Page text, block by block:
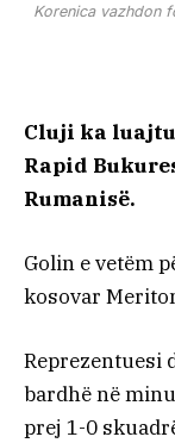
Korenica vazhdon
Cluji ka
Rapid
Rumanisë.
Golin e vetëm
kosovar
Reprezentuesi
bardhë në
prej 1-0